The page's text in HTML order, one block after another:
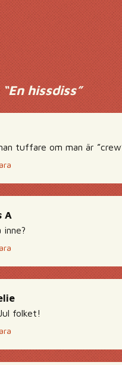
En hissdiss”
tuffare om man är
A
inne?
folket!